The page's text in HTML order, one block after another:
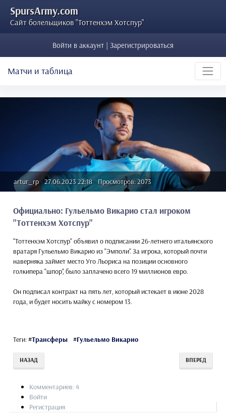
SpursArmy.com
Сайт болельщиков "Тоттенхэм Хотспур"
Войти в аккаунт | Зарегистрироваться
Матчи и таблица
artur_rp 27.06.2023 22:18 Просмотров: 2073
Официально: Гульельмо Викарио стал игроком
"Тоттенхэм Хотспур"
"Тоттенхэм Хотспур" объявил о подписании 26-летнего итальянского
вратаря Гульельмо Викарио из "Эмполи". За игрока, который почти
наверняка займет место Уго Льориса на позиции основного
голкипера "шпор", было заплачено всего 19 миллионов евро.
Он подписал контракт на пять лет, который истекает в июне 2028
года, и будет носить майку с номером 13.
Теги:#Трансферы #Гульельмо Викарио
НАЗАД ВПЕРЕД
Комментариев: 4
Войти
Регистрация